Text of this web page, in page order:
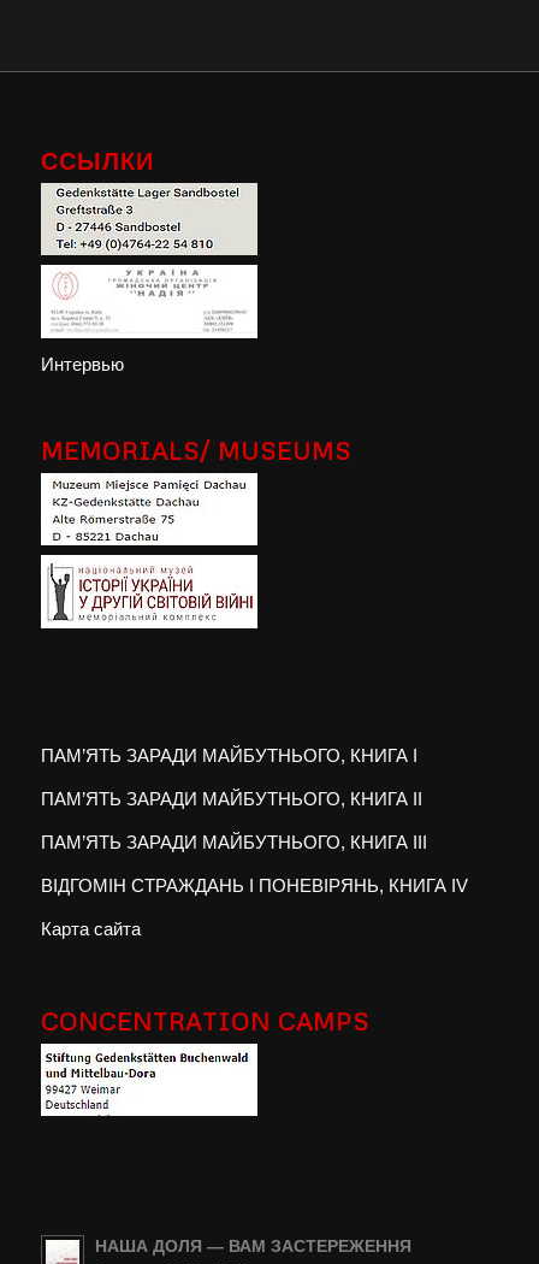
ССЫЛКИ
Интервью
MEMORIALS/ MUSEUMS
ПАМ’ЯТЬ ЗАРАДИ МАЙБУТНЬОГО, КНИГА I
ПАМ’ЯТЬ ЗАРАДИ МАЙБУТНЬОГО, КНИГА II
ПАМ’ЯТЬ ЗАРАДИ МАЙБУТНЬОГО, КНИГА III
ВІДГОМІН СТРАЖДАНЬ І ПОНЕВІРЯНЬ, КНИГА IV
Карта сайта
CONCENTRATION CAMPS
НАША ДОЛЯ — ВАМ ЗАСТЕРЕЖЕННЯ